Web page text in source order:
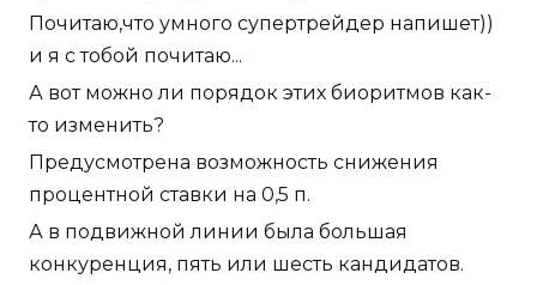
Почитаю,что умного супертрейдер напишет))
и я с тобой почитаю...
А вот можно ли порядок этих биоритмов как-
то изменить?
Предусмотрена возможность снижения
процентной ставки на 0,5 п.
А в подвижной линии была большая
конкуренция, пять или шесть кандидатов.